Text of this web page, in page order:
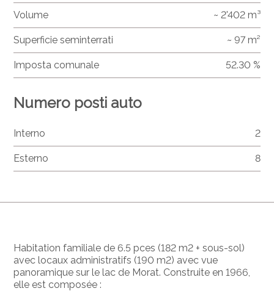
Habitation familiale de 6.5 pces (182 m2 + sous-sol)
avec locaux administratifs (190 m2) avec vue
panoramique sur le lac de Morat. Construite en 1966,
elle est composée :
Volume ~ 2'402 m³
Superficie seminterrati ~ 97 m²
Imposta comunale 52.30 %
Numero posti auto
Interno 2
Esterno 8